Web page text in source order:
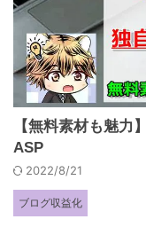
【無料素材も魅力
ASP
2022/8/21
ブログ収益化